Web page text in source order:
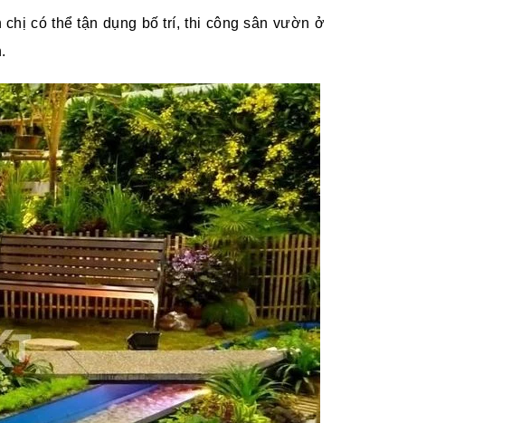
có thể tận dụng bố trí, thi công sân vườn ở